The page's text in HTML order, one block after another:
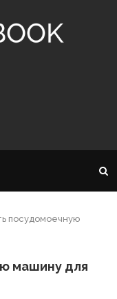
посудомоечную
машину для